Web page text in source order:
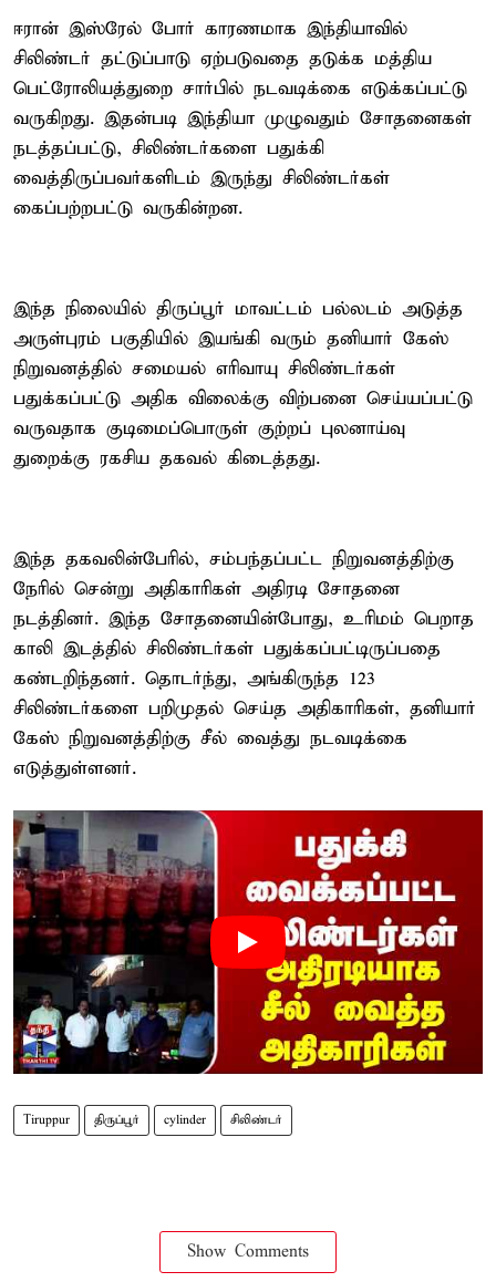
ஈரான் இஸ்ரேல் போர் காரணமாக இந்தியாவில்
சிலிண்டர் தட்டுப்பாடு ஏற்படுவதை தடுக்க மத்திய
பெட்ரோலியத்துறை சார்பில் நடவடிக்கை எடுக்கப்பட்டு
வருகிறது. இதன்படி இந்தியா முழுவதும் சோதனைகள்
நடத்தப்பட்டு, சிலிண்டர்களை பதுக்கி
வைத்திருப்பவர்களிடம் இருந்து சிலிண்டர்கள்
கைப்பற்றபட்டு வருகின்றன.
இந்த நிலையில் திருப்பூர் மாவட்டம் பல்லடம் அடுத்த
அருள்புரம் பகுதியில் இயங்கி வரும் தனியார் கேஸ்
நிறுவனத்தில் சமையல் எரிவாயு சிலிண்டர்கள்
பதுக்கப்பட்டு அதிக விலைக்கு விற்பனை செய்யப்பட்டு
வருவதாக குடிமைப்பொருள் குற்றப் புலனாய்வு
துறைக்கு ரகசிய தகவல் கிடைத்தது.
இந்த தகவலின்பேரில், சம்பந்தப்பட்ட நிறுவனத்திற்கு
நேரில் சென்று அதிகாரிகள் அதிரடி சோதனை
நடத்தினர். இந்த சோதனையின்போது, உரிமம் பெறாத
காலி இடத்தில் சிலிண்டர்கள் பதுக்கப்பட்டிருப்பதை
கண்டறிந்தனர். தொடர்ந்து, அங்கிருந்த 123
சிலிண்டர்களை பறிமுதல் செய்த அதிகாரிகள், தனியார்
கேஸ் நிறுவனத்திற்கு சீல் வைத்து நடவடிக்கை
எடுத்துள்ளனர்.
Tiruppur திருப்பூர் cylinder சிலிண்டர்
Show Comments